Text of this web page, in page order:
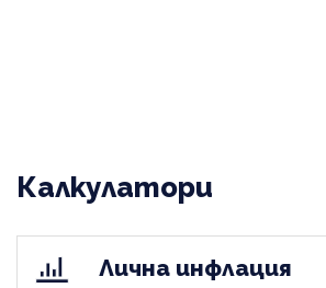
Калкулатори
Лична инфлация